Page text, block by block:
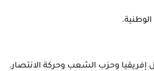
إفريقيا وحزب الشعب وحركة الانتصار.